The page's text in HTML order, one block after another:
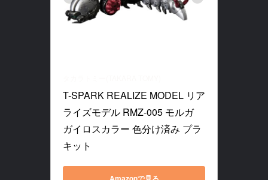
T-SPARK REALIZE MODEL リア
ライズモデル RMZ-005 モルガ
ガイロスカラー 色分け済み プラ
キット